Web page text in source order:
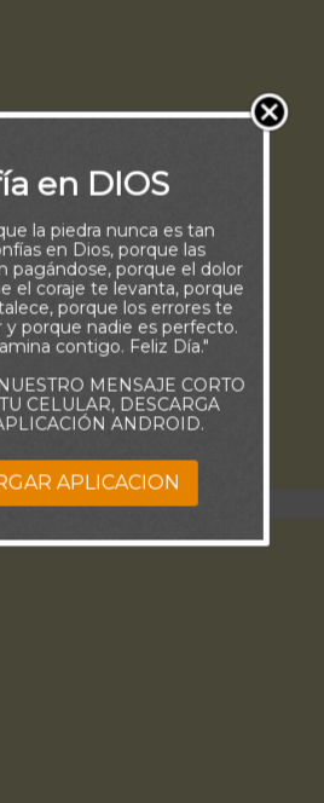
en DIOS
la piedra nunca es tan
en Dios, porque las
pagándose, porque el dolor
el coraje te levanta, porque
porque los errores te
y porque nadie es perfecto.
contigo. Feliz Día."
MENSAJE CORTO
CELULAR, DESCARGA
ANDROID.
APLICACION